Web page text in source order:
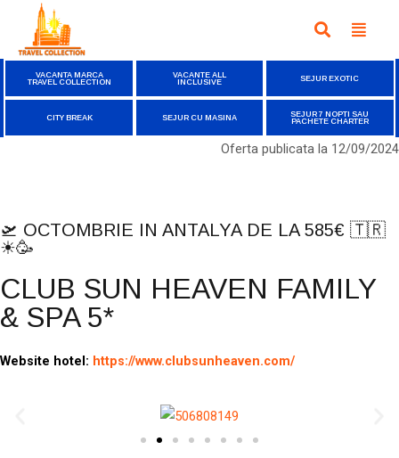
VACANTA MARCA
TRAVEL COLLECTION
VACANTE ALL
INCLUSIVE
SEJUR EXOTIC
CITY BREAK SEJUR CU MASINA
SEJUR 7 NOPTI SAU
PACHETE CHARTER
Oferta publicata la 12/09/2024
🛫 OCTOMBRIE IN ANTALYA DE LA 585€ 🇹🇷
☀🥳
CLUB SUN HEAVEN FAMILY
& SPA 5*
Website hotel: https://www.clubsunheaven.com/